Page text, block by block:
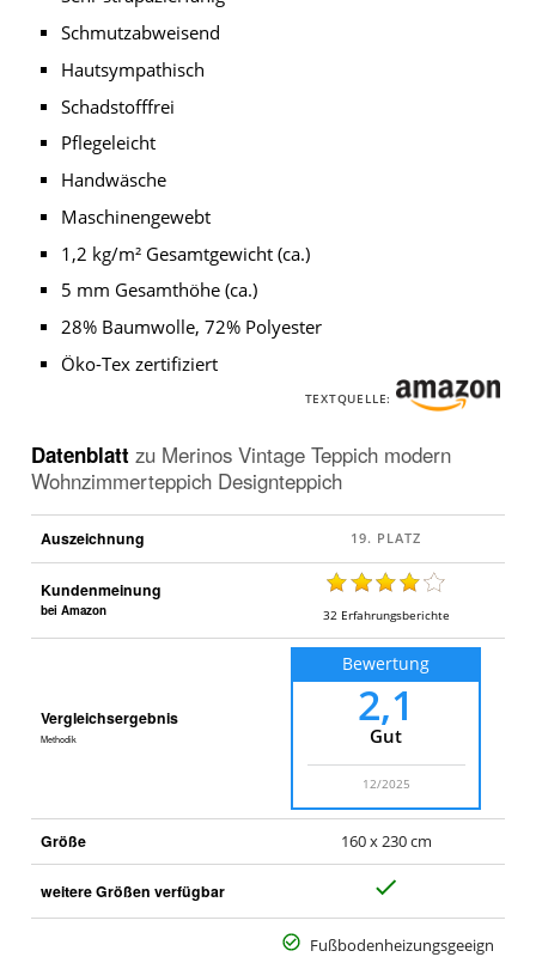
Schmutzabweisend
Hautsympathisch
Schadstofffrei
Pflegeleicht
Handwäsche
Maschinengewebt
1,2 kg/m² Gesamtgewicht (ca.)
5 mm Gesamthöhe (ca.)
28% Baumwolle, 72% Polyester
Öko-Tex zertifiziert
TEXTQUELLE:
Datenblatt zu Merinos Vintage Teppich modern
Wohnzimmerteppich Designteppich
Auszeichnung
Kundenmeinung
bei Amazon 32 Erfahrungsberichte
Vergleichsergebnis
Methodik
Bewertung
2,1
Gut
12/2025
Größe 160 x 230 cm
weitere Größen verfügbar
a
Fußbodenheizungsgeeign